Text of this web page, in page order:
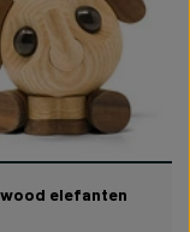
elefanten